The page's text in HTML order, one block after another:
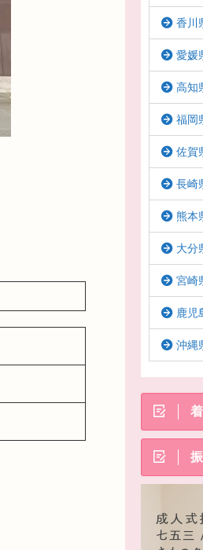
香川
愛媛
高知
福岡
佐賀
長崎
熊本
大分
宮崎
鹿児
沖縄